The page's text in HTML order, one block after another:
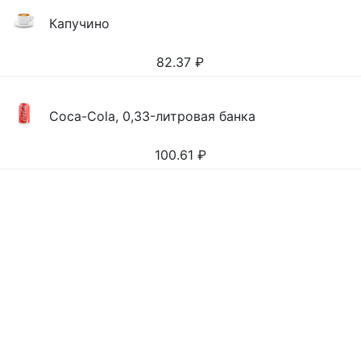
Капучино
82.37 ₽
Coca-Cola, 0,33-литровая банка
100.61 ₽